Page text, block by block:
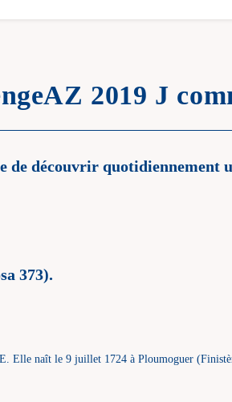
2019 J
de découvrir quotidiennement
373).
Elle naît le 9 juillet 1724 à Ploumoguer